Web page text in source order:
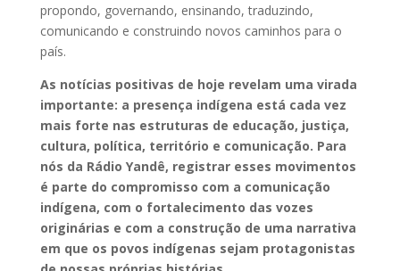
propondo, governando, ensinando, traduzindo,
comunicando e construindo novos caminhos para o
país.
As notícias positivas de hoje revelam uma virada
importante: a presença indígena está cada vez
mais forte nas estruturas de educação, justiça,
cultura, política, território e comunicação. Para
nós da Rádio Yandê, registrar esses movimentos
é parte do compromisso com a comunicação
indígena, com o fortalecimento das vozes
originárias e com a construção de uma narrativa
em que os povos indígenas sejam protagonistas